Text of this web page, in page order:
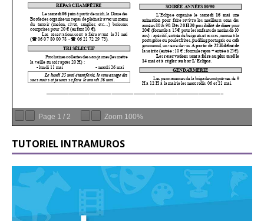
Page 1 / 2 Zoom 100%
TUTORIEL INTRAMUROS